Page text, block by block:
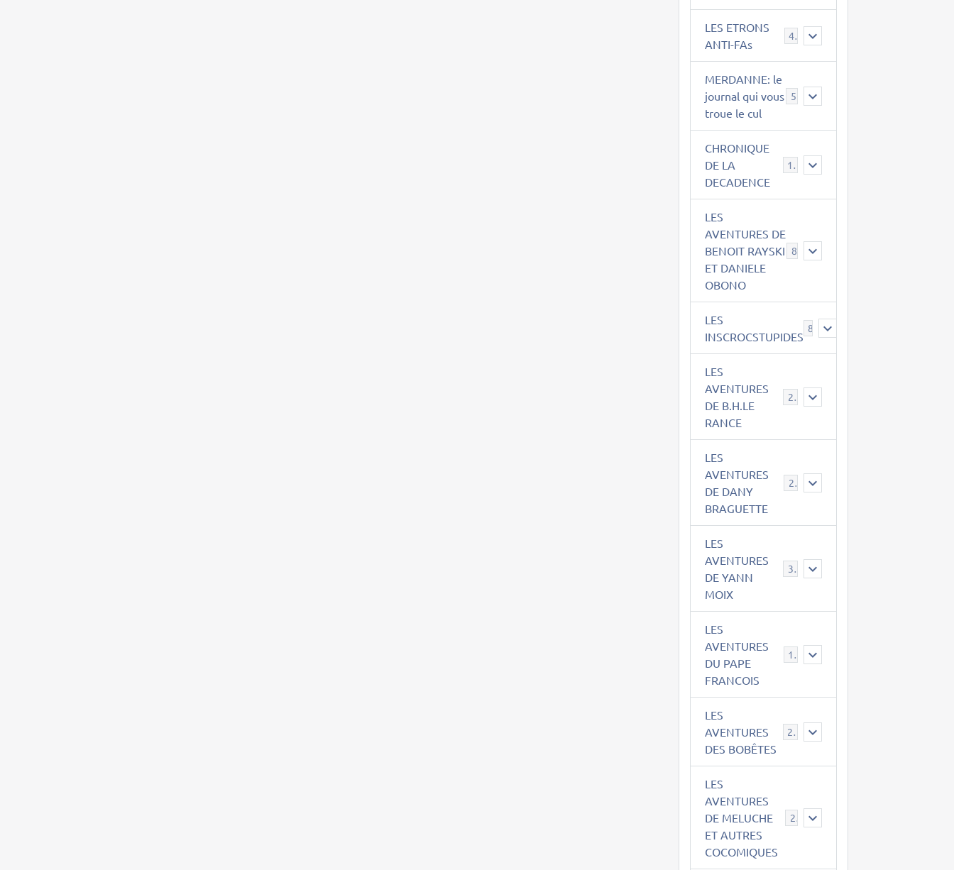
LES ETRONS
ANTI-FAs
4
MERDANNE: le
journal qui vous
troue le cul
CHRONIQUE
DE LA
DECADENCE
12
LES
AVENTURES DE
BENOIT RAYSKI
ET DANIELE
OBONO
LES
INSCROCSTUPIDES
8
LES
AVENTURES
DE B.H.LE
RANCE
21
LES
AVENTURES
DE DANY
BRAGUETTE
29
LES
AVENTURES
DE YANN
MOIX
39
LES
AVENTURES
DU PAPE
FRANCOIS
15
LES
AVENTURES
DES BOBÊTES
23
LES
AVENTURES
DE MELUCHE
ET AUTRES
COCOMIQUES
22